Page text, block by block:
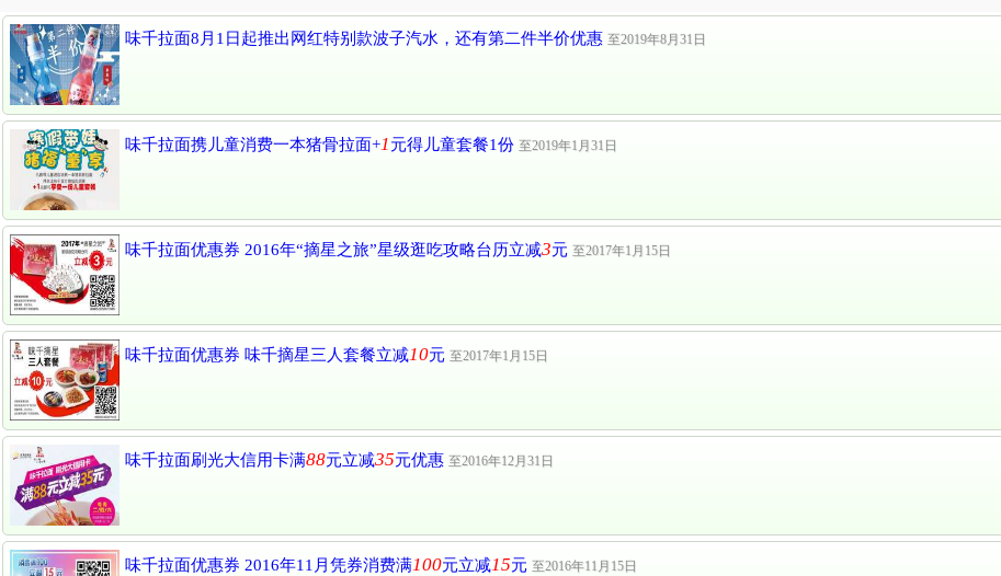
味千拉面8月1日起推出网红特别款波子汽水，还有第二件半价优惠 至2019年8月31日
味千拉面携儿童消费一本猪骨拉面+1元得儿童套餐1份 至2019年1月31日
味千拉面优惠券 2016年“摘星之旅”星级逛吃攻略台历立减3元 至2017年1月15日
味千拉面优惠券 味千摘星三人套餐立减10元 至2017年1月15日
味千拉面刷光大信用卡满88元立减35元优惠 至2016年12月31日
味千拉面优惠券 2016年11月凭券消费满100元立减15元 至2016年11月15日